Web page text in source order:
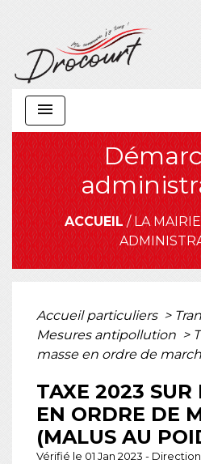
menu
ACCUEIL/LA MAIRIE
Accueil particuliers >
Mesures antipollution >
masse en ordre de
TAXE 2023 SUR
EN ORDRE DE
(MALUS AU
Vérifié le 01 Jan 2023 -